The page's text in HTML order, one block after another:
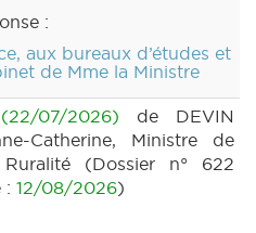
:
aux bureaux d’études et
de Mme la Ministre
(22/07/2026) de DEVIN
Catherine, Ministre de
(Dossier n° 622
: 12/08/2026)